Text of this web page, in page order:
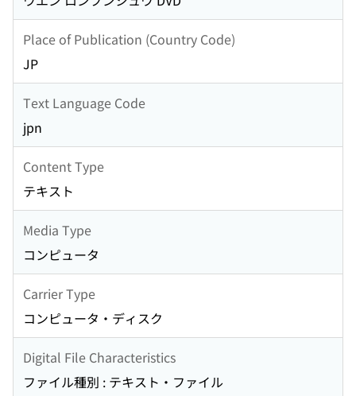
Place of Publication (Country Code)
JP
Text Language Code
jpn
Content Type
テキスト
Media Type
コンピュータ
Carrier Type
コンピュータ・ディスク
Digital File Characteristics
ファイル種別 : テキスト・ファイル